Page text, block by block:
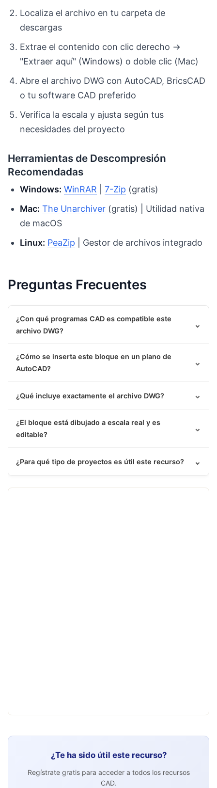
Localiza el archivo en tu carpeta de
descargas
Extrae el contenido con clic derecho →
"Extraer aquí" (Windows) o doble clic (Mac)
Abre el archivo DWG con AutoCAD, BricsCAD
o tu software CAD preferido
Verifica la escala y ajusta según tus
necesidades del proyecto
Herramientas de Descompresión
Recomendadas
Windows: WinRAR |7-Zip (gratis)
Mac: The Unarchiver (gratis) | Utilidad nativa
de macOS
Linux: PeaZip | Gestor de archivos integrado
Preguntas Frecuentes
¿Con qué programas CAD es compatible este
archivo DWG?
⌄
¿Cómo se inserta este bloque en un plano de
AutoCAD?
⌄
¿Qué incluye exactamente el archivo DWG? ⌄
¿El bloque está dibujado a escala real y es
editable?
⌄
¿Para qué tipo de proyectos es útil este recurso? ⌄
¿Te ha sido útil este recurso?
Regístrate gratis para acceder a todos los recursos
CAD.